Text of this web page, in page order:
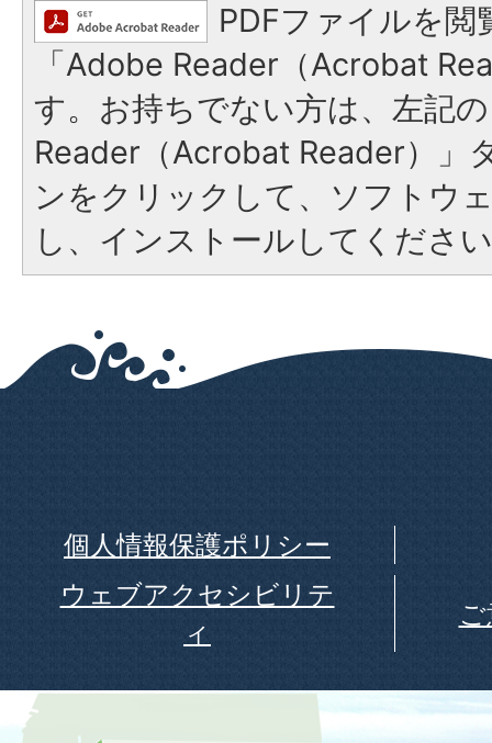
PDFファイルを閲
「Adobe Reader（Acrobat
す。お持ちでない方は、左記
Reader（Acrobat Reader）」
ンをクリックして、ソフトウ
し、インストールしてくださ
個人情報保護ポリシー
ウェブアクセシビリテ
ィ